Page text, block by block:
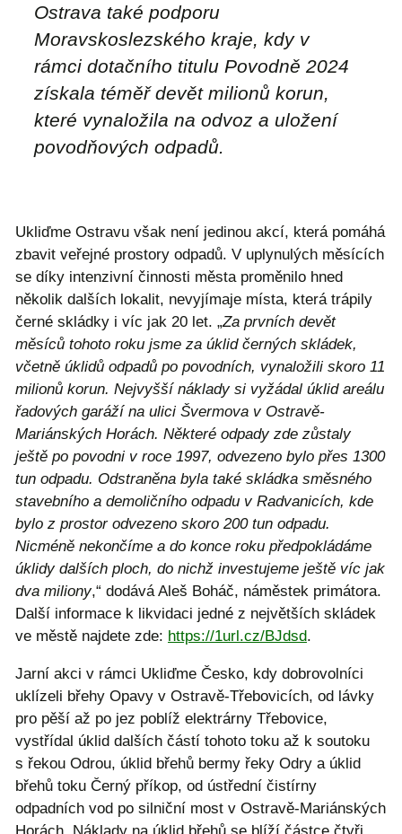
Ostrava také podporu
Moravskoslezského kraje, kdy v
rámci dotačního titulu Povodně 2024
získala téměř devět milionů korun,
které vynaložila na odvoz a uložení
povodňových odpadů.
Ukliďme Ostravu však není jedinou akcí, která pomáhá
zbavit veřejné prostory odpadů. V uplynulých měsících
se díky intenzivní činnosti města proměnilo hned
několik dalších lokalit, nevyjímaje místa, která trápily
černé skládky i víc jak 20 let. „Za prvních devět
měsíců tohoto roku jsme za úklid černých skládek,
včetně úklidů odpadů po povodních, vynaložili skoro 11
milionů korun. Nejvyšší náklady si vyžádal úklid areálu
řadových garáží na ulici Švermova v Ostravě-
Mariánských Horách. Některé odpady zde zůstaly
ještě po povodni v roce 1997, odvezeno bylo přes 1300
tun odpadu. Odstraněna byla také skládka směsného
stavebního a demoličního odpadu v Radvanicích, kde
bylo z prostor odvezeno skoro 200 tun odpadu.
Nicméně nekončíme a do konce roku předpokládáme
úklidy dalších ploch, do nichž investujeme ještě víc jak
dva miliony,“ dodává Aleš Boháč, náměstek primátora.
Další informace k likvidaci jedné z největších skládek
ve městě najdete zde: https://1url.cz/BJdsd.
Jarní akci v rámci Ukliďme Česko, kdy dobrovolníci
uklízeli břehy Opavy v Ostravě-Třebovicích, od lávky
pro pěší až po jez poblíž elektrárny Třebovice,
vystřídal úklid dalších částí tohoto toku až k soutoku
s řekou Odrou, úklid břehů bermy řeky Odry a úklid
břehů toku Černý příkop, od ústřední čistírny
odpadních vod po silniční most v Ostravě-Mariánských